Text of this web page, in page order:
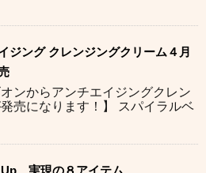
ジング クレンジングクリーム４月
オンからアンチエイジングクレン
売になります！】 スパイラルベ
実現の８アイテム